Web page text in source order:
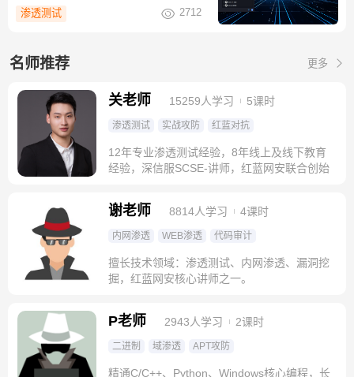
渗透测试 2712
名师推荐 更多
关老师 15259人学习 5课时
渗透测试 实战攻防 红蓝对抗
12年专业渗透测试经验，8年线上及线下教育
经验，深信服SCSE-讲师，红蓝网安联合创始
谢老师 8814人学习 4课时
内网渗透 WEB渗透 代码审计
擅长技术领域：渗透测试、内网渗透、漏洞挖
掘，红蓝网安核心讲师之一。
P老师 2943人学习 2课时
二进制 域渗透 APT攻防
精通C/C++、Python、Windows核心编程，长